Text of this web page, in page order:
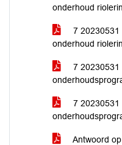
onderhoud
7 20230531
onderhoud
7 20230531
7 20230531
Antwoord